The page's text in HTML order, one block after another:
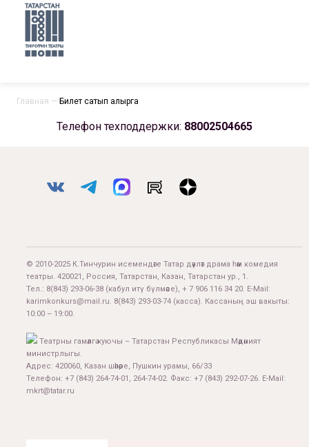
Главная — Билет сатып алырга
Телефон техподдержки: 88002504665
© 2010-2025 К.Тинчурин исемендәге Татар дәүләт драма һәм комедия
театры. 420021, Россия, Татарстан, Казан, Татарстан ур., 1.
Тел.: 8(843) 293-06-38 (кабул итү бүлмәсе), + 7 906 116 34 20. E-Mail:
karimkonkurs@mail.ru. 8(843) 293-03-74 (касса). Кассаның эш вакыты:
10:00 – 19:00.
Театрны гамәлгә куючы – Татарстан Республикасы Мәдәният
министрлыгы.
Адрес: 420060, Казан шәһәре, Пушкин урамы, 66/33
Телефон: +7 (843) 264-74-01, 264-74-02. Факс: +7 (843) 292-07-26. E-Mail:
mkrt@tatar.ru